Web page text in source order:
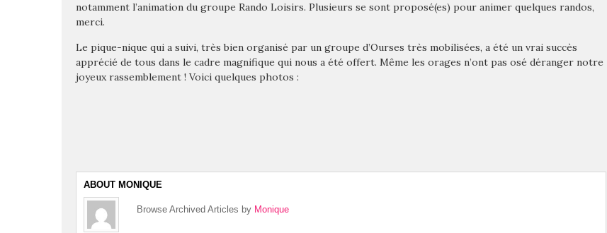
notamment l’animation du groupe Rando Loisirs. Plusieurs se sont proposé(es) pour animer quelques randos,
merci.
Le pique-nique qui a suivi, très bien organisé par un groupe d’Ourses très mobilisées, a été un vrai succès
apprécié de tous dans le cadre magnifique qui nous a été offert. Même les orages n’ont pas osé déranger notre
joyeux rassemblement ! Voici quelques photos :
ABOUT MONIQUE
Browse Archived Articles by Monique